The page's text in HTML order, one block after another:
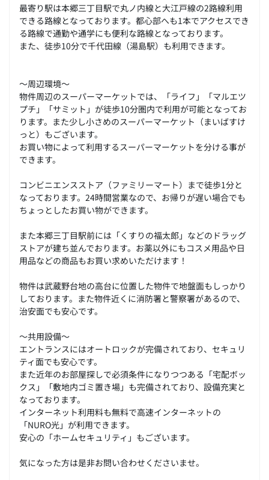
最寄り駅は本郷三丁目駅で丸ノ内線と大江戸線の2路線利用
できる路線となっております。都心部へも1本でアクセスでき
る路線で通勤や通学にも便利な路線となっております。
また、徒歩10分で千代田線（湯島駅）も利用できます。
～周辺環境～
物件周辺のスーパーマーケットでは、「ライフ」「マルエツ
プチ」「サミット」が徒歩10分圏内で利用が可能となってお
ります。また少し小さめのスーパーマーケット（まいばすけ
っと）もございます。
お買い物によって利用するスーパーマーケットを分ける事が
できます。
コンビニエンスストア（ファミリーマート）まで徒歩1分と
なっております。24時間営業なので、お帰りが遅い場合でも
ちょっとしたお買い物ができます。
また本郷三丁目駅前には「くすりの福太郎」などのドラッグ
ストアが建ち並んでおります。お薬以外にもコスメ用品や日
用品などの商品もお買い求めいただけます！
物件は武蔵野台地の高台に位置した物件で地盤面もしっかり
しております。また物件近くに消防署と警察署があるので、
治安面でも安心です。
～共用設備～
エントランスにはオートロックが完備されており、セキュリ
ティ面でも安心です。
また近年のお部屋探しで必須条件になりつつある「宅配ボッ
クス」「敷地内ゴミ置き場」も完備されており、設備充実と
なっております。
インターネット利用料も無料で高速インターネットの
「NURO光」が利用できます。
安心の「ホームセキュリティ」もございます。
気になった方は是非お問い合わせくださいませ。